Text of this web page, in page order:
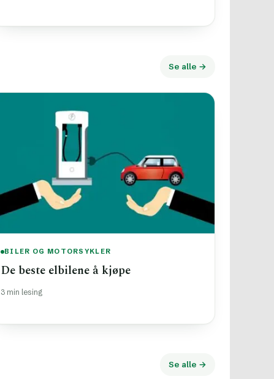
Se alle →
BILER OG MOTORSYKLER
De beste elbilene å kjøpe
3 min lesing
Se alle →